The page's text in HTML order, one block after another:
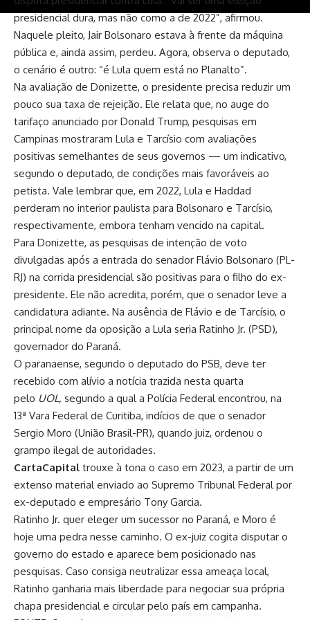
presidencial dura, mas não como a de 2022”, afirmou.
Naquele pleito, Jair Bolsonaro estava à frente da máquina
pública e, ainda assim, perdeu. Agora, observa o deputado,
o cenário é outro: “é Lula quem está no Planalto”.
Na avaliação de Donizette, o presidente precisa reduzir um
pouco sua taxa de rejeição. Ele relata que, no auge do
tarifaço anunciado por Donald Trump, pesquisas em
Campinas mostraram Lula e Tarcísio com avaliações
positivas semelhantes de seus governos — um indicativo,
segundo o deputado, de condições mais favoráveis ao
petista. Vale lembrar que, em 2022, Lula e Haddad
perderam no interior paulista para Bolsonaro e Tarcísio,
respectivamente, embora tenham vencido na capital.
Para Donizette, as pesquisas de intenção de voto
divulgadas após a entrada do senador Flávio Bolsonaro (PL-
RJ) na corrida presidencial são positivas para o filho do ex-
presidente. Ele não acredita, porém, que o senador leve a
candidatura adiante. Na ausência de Flávio e de Tarcísio, o
principal nome da oposição a Lula seria Ratinho Jr. (PSD),
governador do Paraná.
O paranaense, segundo o deputado do PSB, deve ter
recebido com alívio a notícia trazida nesta quarta
pelo UOL, segundo a qual a Polícia Federal encontrou, na
13ª Vara Federal de Curitiba, indícios de que o senador
Sergio Moro (União Brasil-PR), quando juiz, ordenou o
grampo ilegal de autoridades.
CartaCapital trouxe à tona o caso em 2023, a partir de um
extenso material enviado ao Supremo Tribunal Federal por
ex-deputado e empresário Tony Garcia.
Ratinho Jr. quer eleger um sucessor no Paraná, e Moro é
hoje uma pedra nesse caminho. O ex-juiz cogita disputar o
governo do estado e aparece bem posicionado nas
pesquisas. Caso consiga neutralizar essa ameaça local,
Ratinho ganharia mais liberdade para negociar sua própria
chapa presidencial e circular pelo país em campanha.